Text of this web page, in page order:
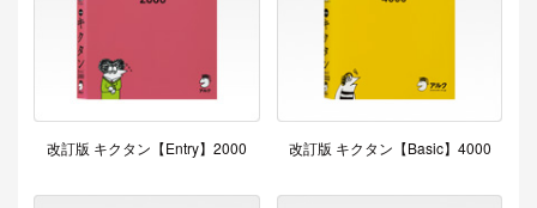
改訂版 キクタン【Entry】2000 改訂版 キクタン【Basic】4000